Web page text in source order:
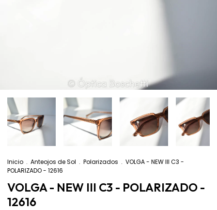
Inicio . Anteojos de Sol . Polarizados . VOLGA - NEW III C3 -
POLARIZADO - 12616
VOLGA - NEW III C3 - POLARIZADO -
12616